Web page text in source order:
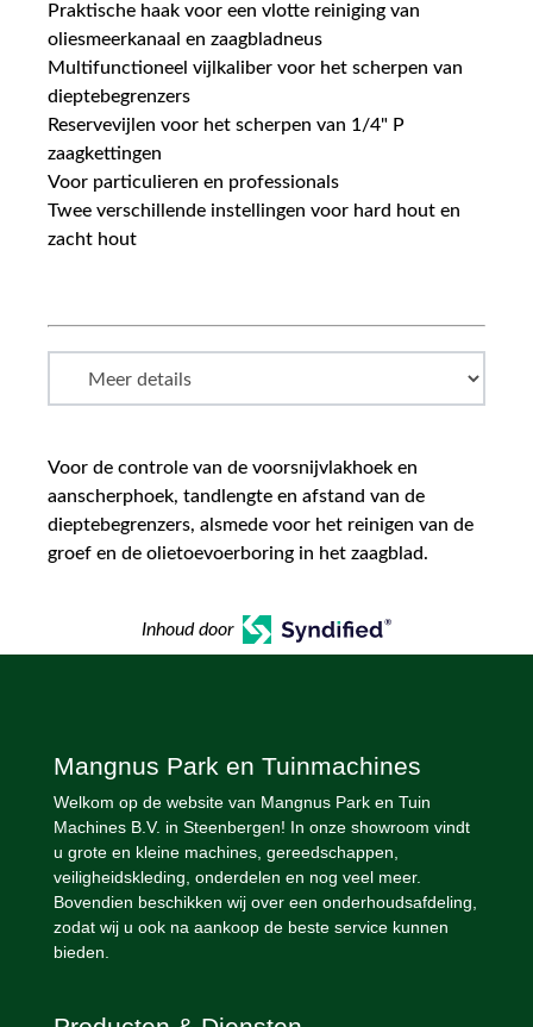
Praktische haak voor een vlotte reiniging van
oliesmeerkanaal en zaagbladneus
Multifunctioneel vijlkaliber voor het scherpen van
dieptebegrenzers
Reservevijlen voor het scherpen van 1/4" P
zaagkettingen
Voor particulieren en professionals
Twee verschillende instellingen voor hard hout en
zacht hout
Voor de controle van de voorsnijvlakhoek en
aanscherphoek, tandlengte en afstand van de
dieptebegrenzers, alsmede voor het reinigen van de
groef en de olietoevoerboring in het zaagblad.
Inhoud door
Mangnus Park en Tuinmachines
Welkom op de website van Mangnus Park en Tuin
Machines B.V. in Steenbergen! In onze showroom vindt
u grote en kleine machines, gereedschappen,
veiligheidskleding, onderdelen en nog veel meer.
Bovendien beschikken wij over een onderhoudsafdeling,
zodat wij u ook na aankoop de beste service kunnen
bieden.